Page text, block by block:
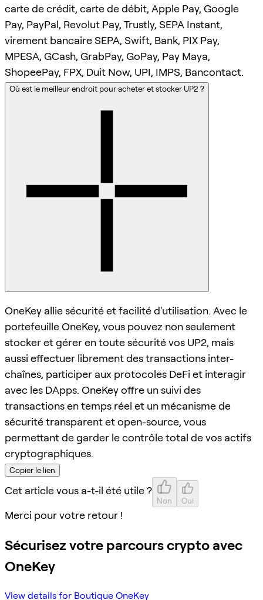
carte de crédit, carte de débit, Apple Pay, Google
Pay, PayPal, Revolut Pay, Trustly, SEPA Instant,
virement bancaire SEPA, Swift, Bank, PIX Pay,
MPESA, GCash, GrabPay, GoPay, Pay Maya,
ShopeePay, FPX, Duit Now, UPI, IMPS, Bancontact.
Où est le meilleur endroit pour acheter et stocker UP2 ?
OneKey allie sécurité et facilité d'utilisation. Avec le
portefeuille OneKey, vous pouvez non seulement
stocker et gérer en toute sécurité vos UP2, mais
aussi effectuer librement des transactions inter-
chaînes, participer aux protocoles DeFi et interagir
avec les DApps. OneKey offre un suivi des
transactions en temps réel et un mécanisme de
sécurité transparent et open-source, vous
permettant de garder le contrôle total de vos actifs
cryptographiques.
Copier le lien
Cet article vous a-t-il été utile ?
Non Oui
Merci pour votre retour !
Sécurisez votre parcours crypto avec
OneKey
View details for Boutique OneKey